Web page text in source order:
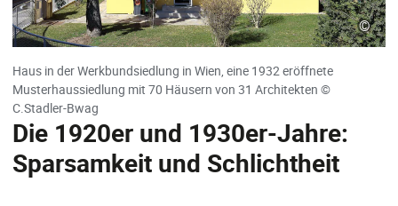
©
Haus in der Werkbundsiedlung in Wien, eine 1932 eröffnete
Musterhaussiedlung mit 70 Häusern von 31 Architekten ©
C.Stadler-Bwag
Die 1920er und 1930er-Jahre:
Sparsamkeit und Schlichtheit